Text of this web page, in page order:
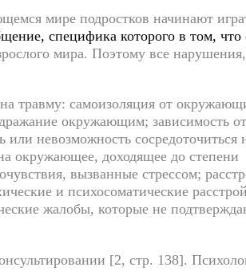
мире подростков начинают
специфика которого в том, что
мира. Поэтому все
травму: самоизоляция от
окружающим; зависимость
или невозможность сосредоточиться
окружающее, доходящее до степени
вызванные стрессом;
и психосоматические
жалобы, которые не
[2, стр. 138].